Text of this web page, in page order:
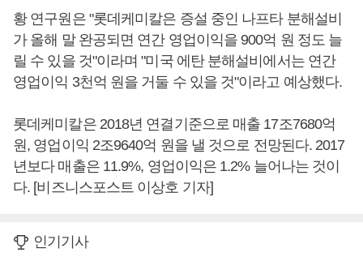
황 연구원은 "롯데케미칼은 증설 중인 나프타 분해설비
가 올해 말 완공되면 연간 영업이익을 900억 원 정도 늘
릴 수 있을 것"이라며 "미국 에탄 분해설비에서는 연간
영업이익 3천억 원을 거둘 수 있을 것"이라고 예상했다.
롯데케미칼은 2018년 연결기준으로 매출 17조7680억
원, 영업이익 2조9640억 원을 낼 것으로 전망된다. 2017
년보다 매출은 11.9%, 영업이익은 1.2% 늘어나는 것이
다. [비즈니스포스트 이상호 기자]
인기기사